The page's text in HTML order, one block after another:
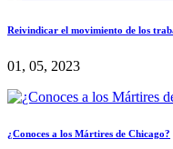
Reivindicar el movimiento de los
01, 05, 2023
¿Conoces a los Mártires de Chicago?